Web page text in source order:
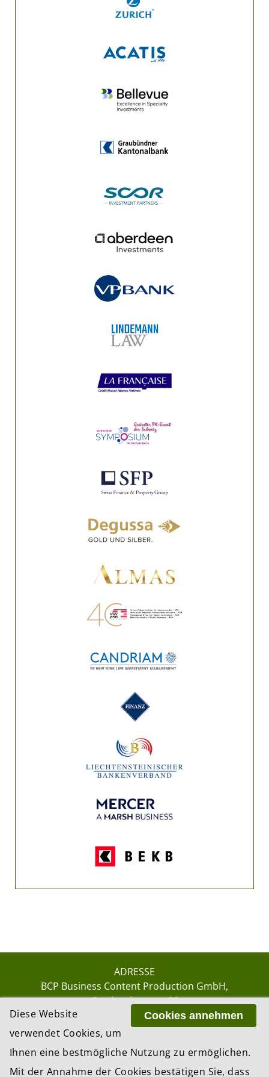
ADRESSE
BCP Business Content Production GmbH
Gotthardstrasse 38
8002 ZürichCookies annehmen
Diese Website
verwendet Cookies, um
Ihnen eine bestmögliche Nutzung zu ermöglichen.
Mit der Annahme der Cookies bestätigen Sie, dass